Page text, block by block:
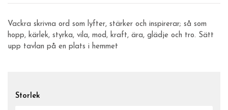
Vackra skrivna ord som lyfter, stärker och inspirerar; så som
hopp, kärlek, styrka, vila, mod, kraft, ära, glädje och tro. Sätt
upp tavlan på en plats i hemmet
Storlek